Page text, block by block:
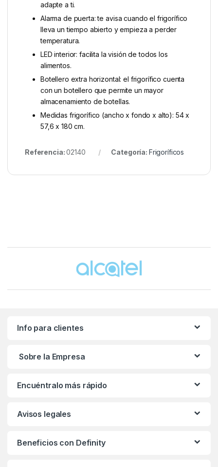
adapte a ti.
Alarma de puerta: te avisa cuando el frigorífico
lleva un tiempo abierto y empieza a perder
temperatura.
LED interior: facilita la visión de todos los
alimentos.
Botellero extra horizontal: el frigorífico cuenta
con un botellero que permite un mayor
almacenamiento de botellas.
Medidas frigorífico (ancho x fondo x alto): 54 x
57,6 x 180 cm.
Referencia:02140 Categoría: Frigoríficos
Brands Carousel
Info para clientes
Sobre la Empresa
Encuéntralo más rápido
Avisos legales
Beneficios con Definity